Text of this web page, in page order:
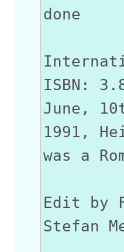
done
ISBN:
June,
1991,
was a
Edit by
Stefan